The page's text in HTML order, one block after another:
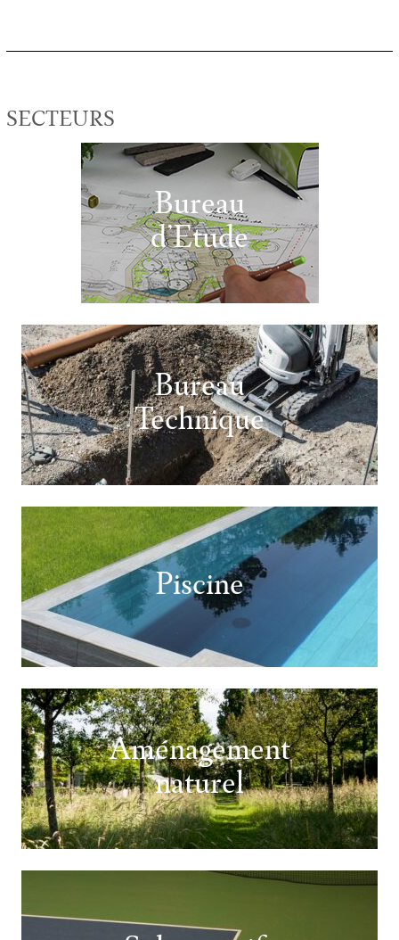
SECTEURS
Bureau
d’Etude
Bureau
Technique
Piscine
Aménagement
naturel